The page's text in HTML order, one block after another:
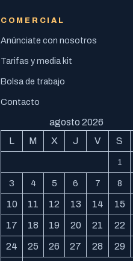
COMERCIAL
Anúnciate con nosotros
Tarifas y media kit
Bolsa de trabajo
Contacto
agosto 2026
L
M X J V S
1
3 4 5 6 7 8
10 11 12 13 14 15
17 18 19 20 21 22
24 25 26 27 28 29